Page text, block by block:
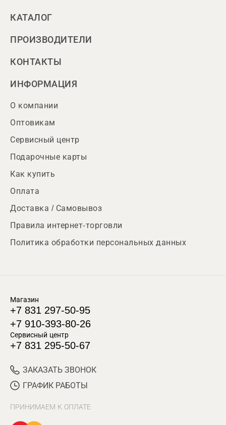
КАТАЛОГ
ПРОИЗВОДИТЕЛИ
КОНТАКТЫ
ИНФОРМАЦИЯ
О компании
Оптовикам
Сервисный центр
Подарочные карты
Как купить
Оплата
Доставка / Самовывоз
Правила интернет-торговли
Политика обработки персональных данных
Магазин
+7 831 297-50-95
+7 910-393-80-26
Сервисный центр
+7 831 295-50-67
ЗАКАЗАТЬ ЗВОНОК
ГРАФИК РАБОТЫ
ПРИНИМАЕМ К ОПЛАТЕ